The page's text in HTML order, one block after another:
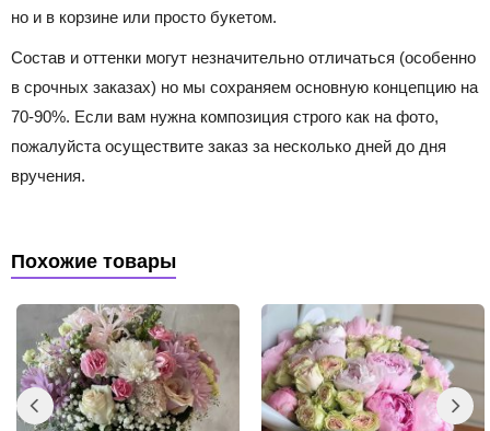
но и в корзине или просто букетом.
Состав и оттенки могут незначительно отличаться (особенно
в срочных заказах) но мы сохраняем основную концепцию на
70-90%. Если вам нужна композиция строго как на фото,
пожалуйста осуществите заказ за несколько дней до дня
вручения.
Похожие товары